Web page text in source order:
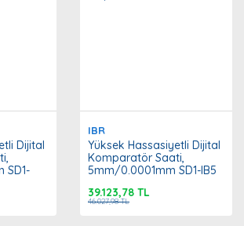
Dijital
SD1-
IBR
Yüksek Hassasiyetli Dijital
Komparatör Saati,
5mm/0.0001mm SD1-IB5
39.123,78 TL
46.027,98 TL